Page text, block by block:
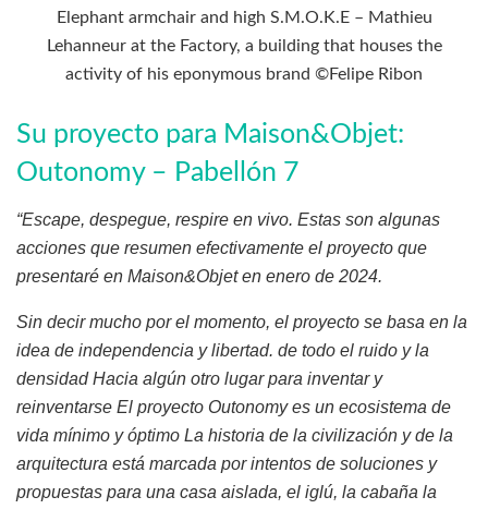
Elephant armchair and high S.M.O.K.E – Mathieu
Lehanneur at the Factory, a building that houses the
activity of his eponymous brand ©Felipe Ribon
Su proyecto para Maison&Objet:
Outonomy – Pabellón 7
“Escape, despegue, respire en vivo. Estas son algunas
acciones que resumen efectivamente el proyecto que
presentaré en Maison&Objet en enero de 2024.
Sin decir mucho por el momento, el proyecto se basa en la
idea de independencia y libertad. de todo el ruido y la
densidad Hacia algún otro lugar para inventar y
reinventarse El proyecto Outonomy es un ecosistema de
vida mínimo y óptimo La historia de la civilización y de la
arquitectura está marcada por intentos de soluciones y
propuestas para una casa aislada, el iglú, la cabaña la